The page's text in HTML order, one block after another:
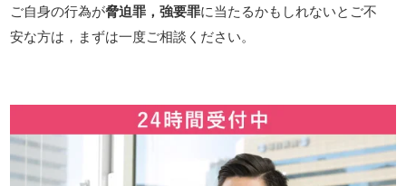
ご自身の行為が脅迫罪，強要罪に当たるかもしれないとご不
安な方は，まずは一度ご相談ください。